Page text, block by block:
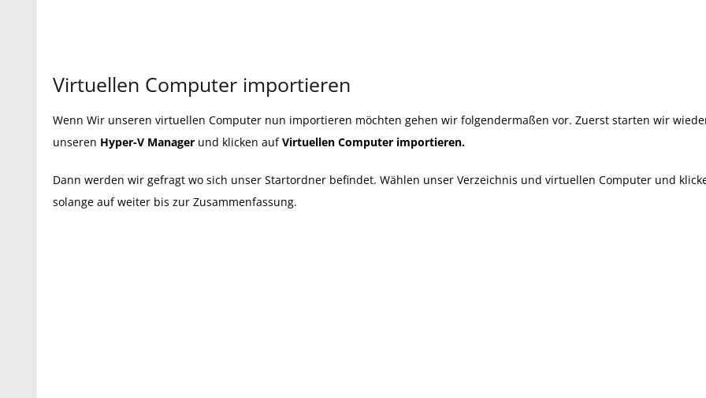
Virtuellen Computer importieren
Wenn Wir unseren virtuellen Computer nun importieren möchten gehen wir folgendermaßen vor. Zuerst starten wir
unseren Hyper-V Manager und klicken aufVirtuellen Computer importieren.
Dann werden wir gefragt wo sich unser Startordner befindet. Wählen unser Verzeichnis und virtuellen Computer und
solange auf weiter bis zur Zusammenfassung.